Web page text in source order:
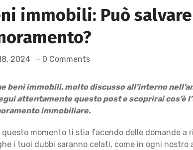
immobili: Può
2024 0 Comments
beni immobili, molto discusso all’interno
attentamente questo post e scoprirai cos’è
immobiliare.
momento ti stia facendo delle domande a
i tuoi dubbi saranno celati, come in ogni nostro